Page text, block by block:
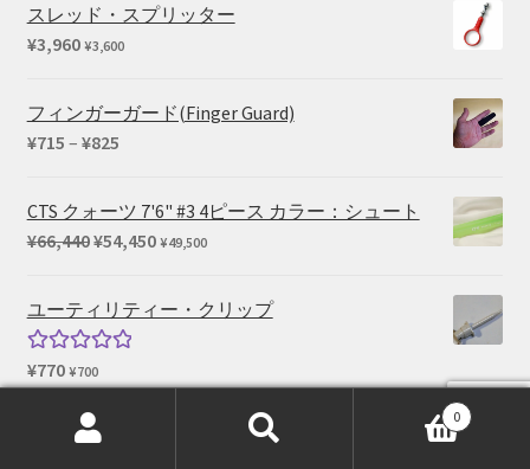
スレッド・スプリッター
¥3,960 ¥3,600
フィンガーガード(Finger Guard)
¥715 – ¥825価
帯:
–
CTS クォーツ 7'6" #3 4ピース カラー：シュート
¥66,440元
価
格
¥66,440
で
し
¥54,450現
は
¥49,500
ユーティリティー・クリップ
5段階中
¥770 ¥700
ベイ・アーマー プロテクティブ ウェイディング
0